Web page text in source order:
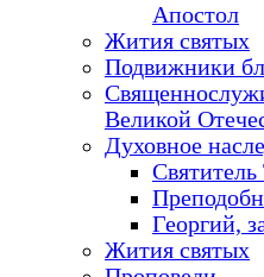
Апостол
Жития святых
Подвижники
Великой
Духовное
Георгий,
Жития святых